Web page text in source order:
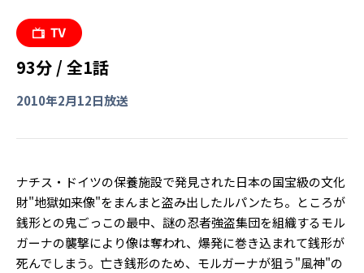
93分 / 全1話
2010年2月12日放送
ナチス・ドイツの保養施設で発見された日本の国宝級の文化
財"地獄如来像"をまんまと盗み出したルパンたち。ところが
銭形との鬼ごっこの最中、謎の忍者強盗集団を組織するモル
ガーナの襲撃により像は奪われ、爆発に巻き込まれて銭形が
死んでしまう。亡き銭形のため、モルガーナが狙う"風神"の